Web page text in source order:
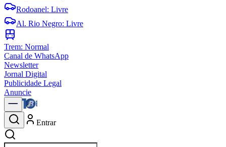
Rodoanel: Livre
Al. Rio Negro: Livre
Trem: Normal
Canal de WhatsApp
Newsletter
Jornal Digital
Publicidade Legal
Anuncie
Entrar